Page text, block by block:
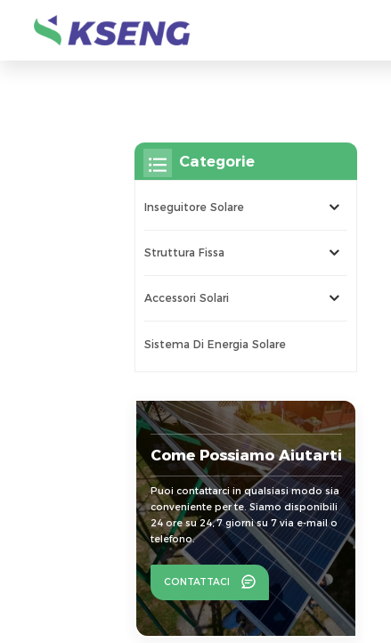
Categorie
Inseguitore Solare
Struttura Fissa
Accessori Solari
Sistema Di Energia Solare
Come Possiamo Aiutarti
Puoi contattarci in qualsiasi modo sia
conveniente per te. Siamo disponibili
24 ore su 24, 7 giorni su 7 via e-mail o
telefono.
CONTATTACI